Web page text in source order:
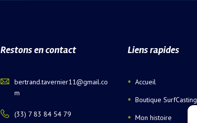
Restons en contact
bertrand.tavernier11@gmail.co
m
(33) 7 83 84 54 79
Liens rapides
Accueil
Boutique SurfCasting
Mon histoire